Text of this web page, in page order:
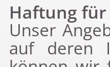
Haftung für
Unser
auf deren